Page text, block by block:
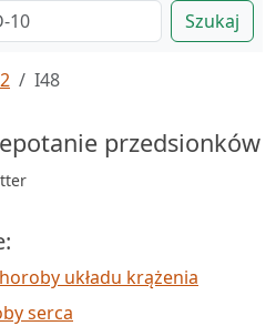
Szukaj
I48
przedsionków
układu krążenia
serca